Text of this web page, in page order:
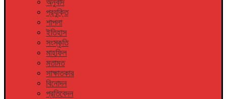
অনুবাদ
প্রযুক্তি
শাপলা
ইতিহাস
সংস্কৃতি
মাহফিল
মতামত
সাক্ষাতকার
বিনোদন
প্রতিবেদন